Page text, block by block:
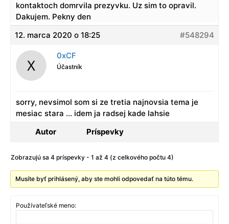
kontaktoch domrvila prezyvku. Uz sim to opravil.
Dakujem. Pekny den
12. marca 2020 o 18:25
#548294
0xCF
Účastník
sorry, nevsimol som si ze tretia najnovsia tema je
mesiac stara … idem ja radsej kade lahsie
Autor
Príspevky
Zobrazujú sa 4 príspevky - 1 až 4 (z celkového počtu 4)
Musíte byť prihlásený, aby ste mohli odpovedať na túto tému.
Používateľské meno: